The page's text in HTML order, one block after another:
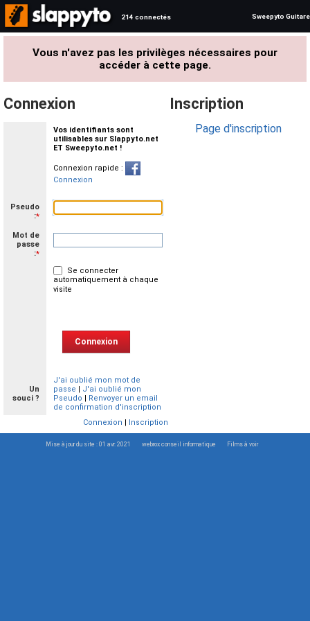
214 connectés Sweepyto Guitare
Vous n'avez pas les privilèges nécessaires pour
accéder à cette page.
Connexion
Vos identifiants sont
utilisables sur Slappyto.net
ET Sweepyto.net !
Connexion rapide :
Connexion
Pseudo
:*
Mot de
passe
:*
Se connecter
automatiquement à chaque
visite
Un
souci ?
J'ai oublié mon mot de
passe | J'ai oublié mon
Pseudo | Renvoyer un email
de confirmation d'inscription
Connexion | Inscription
Inscription
Page d'inscription
Mise à jour du site : 01 avr. 2021 webrox conseil informatique Films à voir